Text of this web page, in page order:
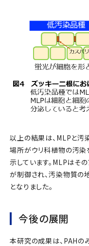
以上の結果は、MLPと汚
場所がウリ科植物の汚
示しています。MLPはそ
が制御され、汚染物質の
となりました。
今後の展開
本研究の成果は、PAHの